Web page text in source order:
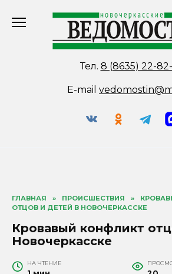
Тел. 8 (8635) 22-
E-mail
ГЛАВНАЯ » ПРОИСШЕСТВИЯ »
ОТЦОВ И ДЕТЕЙ В НОВОЧЕРКАССКЕ
Кровавый конфликт
Новочеркасске
НА ЧТЕНИЕ